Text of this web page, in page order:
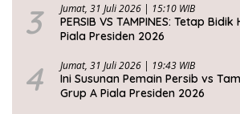
3 Jumat, 31 Juli 2026 | 15:10 WIB
PERSIB VS TAMPINES: Tetap
Piala Presiden 2026
4 Jumat, 31 Juli 2026 | 19:43 WIB
Ini Susunan Pemain Persib vs
Grup A Piala Presiden 2026